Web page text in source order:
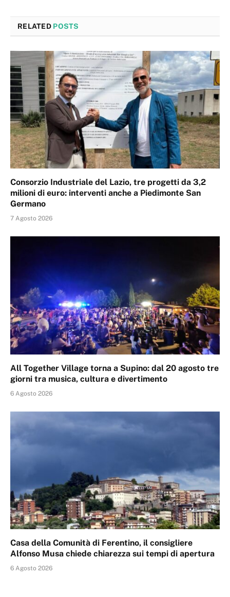
RELATED POSTS
Consorzio Industriale del Lazio, tre progetti da 3,2
milioni di euro: interventi anche a Piedimonte San
Germano
7 Agosto 2026
All Together Village torna a Supino: dal 20 agosto tre
giorni tra musica, cultura e divertimento
6 Agosto 2026
Casa della Comunità di Ferentino, il consigliere
Alfonso Musa chiede chiarezza sui tempi di apertura
6 Agosto 2026